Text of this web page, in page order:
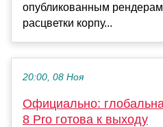
опубликованным
расцветки корпу...
20:00, 08 Ноя
Официально:
8 Pro готова к выходу